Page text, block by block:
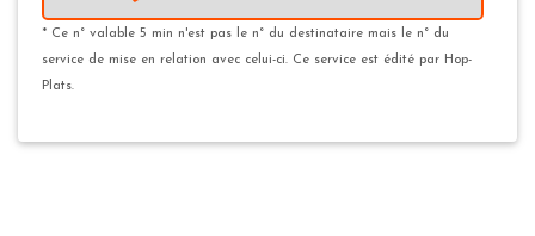
* Ce n° valable 5 min n'est pas le n° du destinataire mais le n° du
service de mise en relation avec celui-ci. Ce service est édité par Hop-
Plats.